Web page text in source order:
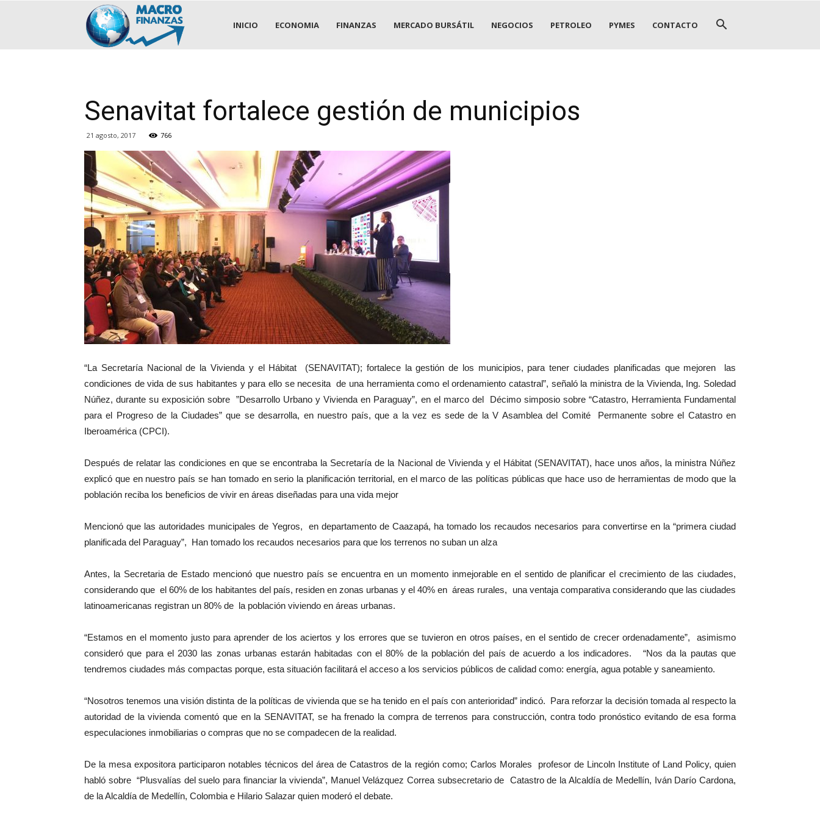
.::MACROFINANZAS::.
INICIO ECONOMIA FINANZAS MERCADO BURSÁTIL NEGOCIOS PETROLEO PYMES CONTACTO
Senavitat fortalece gestión de municipios
21 agosto, 2017 766
“La Secretaría Nacional de la Vivienda y el Hábitat (SENAVITAT); fortalece la gestión de los municipios, para tener ciudades planificadas que mejoren las
condiciones de vida de sus habitantes y para ello se necesita de una herramienta como el ordenamiento catastral”, señaló la ministra de la Vivienda, Ing. Soledad
Núñez, durante su exposición sobre ”Desarrollo Urbano y Vivienda en Paraguay”, en el marco del Décimo simposio sobre “Catastro, Herramienta Fundamental
para el Progreso de la Ciudades” que se desarrolla, en nuestro país, que a la vez es sede de la V Asamblea del Comité Permanente sobre el Catastro en
Iberoamérica (CPCI).
Después de relatar las condiciones en que se encontraba la Secretaría de la Nacional de Vivienda y el Hábitat (SENAVITAT), hace unos años, la ministra Núñez
explicó que en nuestro país se han tomado en serio la planificación territorial, en el marco de las políticas públicas que hace uso de herramientas de modo que la
población reciba los beneficios de vivir en áreas diseñadas para una vida mejor
Mencionó que las autoridades municipales de Yegros, en departamento de Caazapá, ha tomado los recaudos necesarios para convertirse en la “primera ciudad
planificada del Paraguay”, Han tomado los recaudos necesarios para que los terrenos no suban un alza
Antes, la Secretaria de Estado mencionó que nuestro país se encuentra en un momento inmejorable en el sentido de planificar el crecimiento de las ciudades,
considerando que el 60% de los habitantes del país, residen en zonas urbanas y el 40% en áreas rurales, una ventaja comparativa considerando que las ciudades
latinoamericanas registran un 80% de la población viviendo en áreas urbanas.
“Estamos en el momento justo para aprender de los aciertos y los errores que se tuvieron en otros países, en el sentido de crecer ordenadamente”, asimismo
consideró que para el 2030 las zonas urbanas estarán habitadas con el 80% de la población del país de acuerdo a los indicadores. “Nos da la pautas que
tendremos ciudades más compactas porque, esta situación facilitará el acceso a los servicios públicos de calidad como: energía, agua potable y saneamiento.
“Nosotros tenemos una visión distinta de la políticas de vivienda que se ha tenido en el país con anterioridad” indicó. Para reforzar la decisión tomada al respecto la
autoridad de la vivienda comentó que en la SENAVITAT, se ha frenado la compra de terrenos para construcción, contra todo pronóstico evitando de esa forma
especulaciones inmobiliarias o compras que no se compadecen de la realidad.
De la mesa expositora participaron notables técnicos del área de Catastros de la región como; Carlos Morales profesor de Lincoln Institute of Land Policy, quien
habló sobre “Plusvalías del suelo para financiar la vivienda”, Manuel Velázquez Correa subsecretario de Catastro de la Alcaldía de Medellín, Iván Darío Cardona,
de la Alcaldía de Medellín, Colombia e Hilario Salazar quien moderó el debate.